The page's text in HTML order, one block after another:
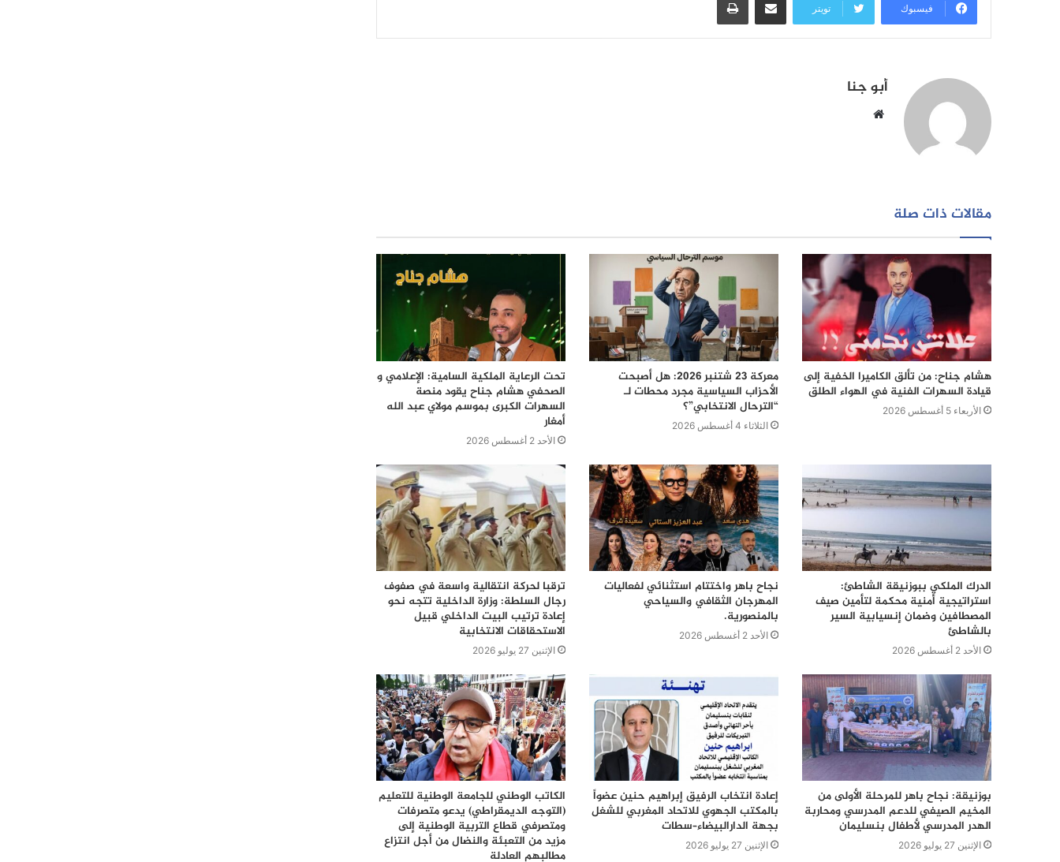
فيسبوك تويتر
أبو جنا
مقالات ذات صلة
هشام جناح: من تألق الكاميرا الخفية إلى
قيادة السهرات الفنية في الهواء الطلق
الأربعاء 5 أغسطس 2026
معركة 23 شتنبر 2026: هل أصبحت
الأحزاب السياسية مجرد محطات لـ
“الترحال الانتخابي”؟
الثلاثاء 4 أغسطس 2026
تحت الرعاية الملكية السامية: الإعلامي و
الصحفي هشام جناح يقود منصة
السهرات الكبرى بموسم مولاي عبد الله
أمغار
الأحد 2 أغسطس 2026
الدرك الملكي ببوزنيقة الشاطئ:
استراتيجية أمنية محكمة لتأمين صيف
المصطافين وضمان إنسيابية السير
بالشاطئ
الأحد 2 أغسطس 2026
نجاح باهر واختتام استثنائي لفعاليات
المهرجان الثقافي والسياحي
بالمنصورية.
الأحد 2 أغسطس 2026
ترقبا لحركة انتقالية واسعة في صفوف
رجال السلطة: وزارة الداخلية تتجه نحو
إعادة ترتيب البيت الداخلي قبيل
الاستحقاقات الانتخابية
الإثنين 27 يوليو 2026
بوزنيقة: نجاح باهر للمرحلة الأولى من
المخيم الصيفي للدعم المدرسي ومحاربة
الهدر المدرسي لأطفال بنسليمان
الإثنين 27 يوليو 2026
إعادة انتخاب الرفيق إبراهيم حنين عضواً
بالمكتب الجهوي للاتحاد المغربي للشغل
بجهة الدارالبيضاء–سطات
الإثنين 27 يوليو 2026
الكاتب الوطني للجامعة الوطنية للتعليم
(التوجه الديمقراطي) يدعو متصرفات
ومتصرفي قطاع التربية الوطنية إلى
مزيد من التعبئة والنضال من أجل انتزاع
مطالبهم العادلة